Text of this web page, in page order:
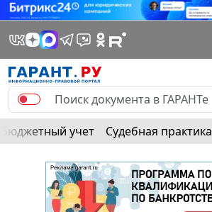
Бюджетный учет Судебная практика